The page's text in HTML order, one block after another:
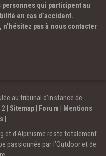
qui participent au
en cas d’accident.
pas à nous contacter
au tribunal d’instance de
| Sitemap| Forum
Mentions
et d'Alpinisme reste totalement
passionnée par l’Outdoor et de